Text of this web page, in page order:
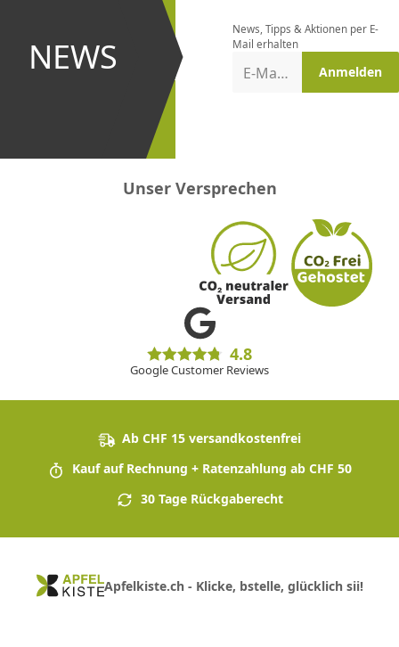
NEWS
und bei
Aktionen
News, Tipps & Aktionen per E-
Mail erhalten
E-Mail-Adresse Anmelden
Unser Versprechen
4.8
Google Customer Reviews
Ab CHF 15 versandkostenfrei
Kauf auf Rechnung + Ratenzahlung ab CHF 50
30 Tage Rückgaberecht
Apfelkiste.ch - Klicke, bstelle, glücklich sii!